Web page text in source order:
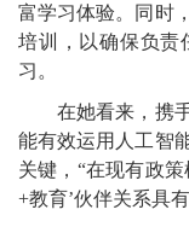
富学习体验。同时
培训，以确保负责
习。
在她看来，携手
能有效运用人工智
关键，“在现有政
+教育’伙伴关系具